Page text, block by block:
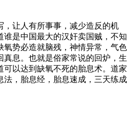
让人有所事事，减少造反的机
是中国最大的汉奸卖国贼，不知
势必造就脑残，神情异常，气色
息。也就是俗家常说的回炉，生
以达到缺氧不死的胎息术。道家
，胎息经，胎息速成，三天练成